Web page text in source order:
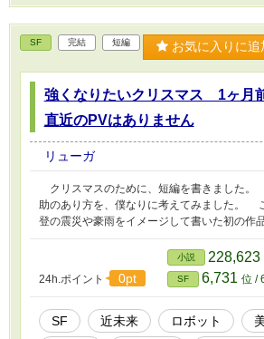
SF 完結 短編 お気に入りに追
強くなりたいクリスマス 1ヶ月
直近のPVはありません
リューガ
クリスマスのために、短編を書きました
助のあり方を、僕なりに考えてみました。
登の震災や豪雨をイメージして書いた初の作
24h.ポイント 0pt
小説 228,623
SF 6,731 位 /
SF 近未来 ロボット